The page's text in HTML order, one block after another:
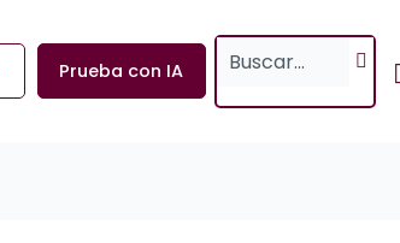
Prueba con IA
Search